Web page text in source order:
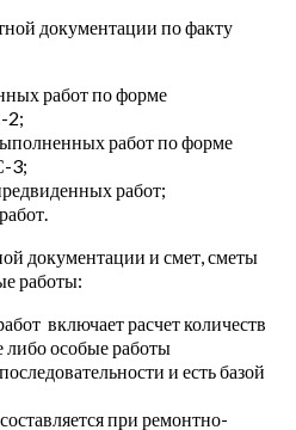
документации по факту
работ по форме
2;
работ по форме
3;
работ;
документации и смет, сметы
работы:
включает расчет количеств
либо особые работы
и есть базой
при ремонтно-